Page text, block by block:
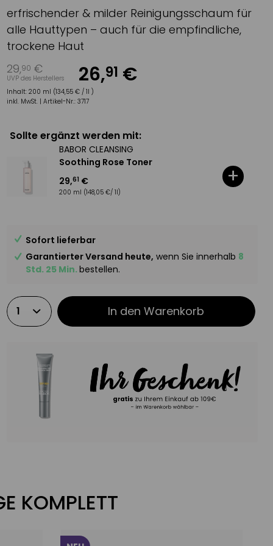
erfrischender & milder Reinigungsschaum für
alle Hauttypen – auch für die empfindliche,
trockene Haut
29,90 €
UVP des Herstellers 26,91 €
Inhalt:200 ml (134,55 € / 1l )
inkl. MwSt. |Artikel-Nr.:3717
Sollte ergänzt werden mit:
BABOR CLEANSING
Soothing Rose Toner
29,61 €
200 ml (148,05 €/ 1l)
+
Sofort lieferbar
Garantierter Versand heute, wenn Sie innerhalb 8
Std. 25 Min.bestellen.
In den Warenkorb
KOMPLETT